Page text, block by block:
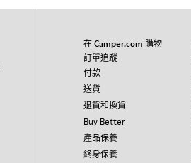
在 Camper.com 購物
訂單追蹤
付款
送貨
退貨和換貨
Buy Better
產品保養
終身保養